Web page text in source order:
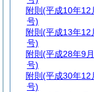
附則 (平成10年12
号)
附則 (平成13年12
号)
附則 (平成28年9
号)
附則 (平成30年12
号)